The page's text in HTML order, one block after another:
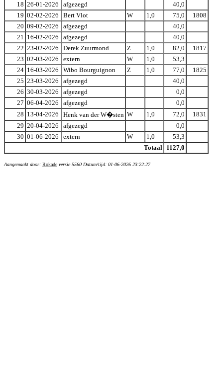
18 26-01-2026 afgezegd
40,0
19 02-02-2026 Bert Vlot W 1,0 75,0
1808
20 09-02-2026 afgezegd
40,0
21 16-02-2026 afgezegd
40,0
22 23-02-2026 Derek Zuurmond Z 1,0 82,0
1817
23 02-03-2026 extern W 1,0
53,3
24 16-03-2026 Wibo Bourguignon Z 1,0 77,0
1825
25 23-03-2026 afgezegd
40,0
26 30-03-2026 afgezegd
0,0
27 06-04-2026 afgezegd
0,0
28 13-04-2026 Henk van der W�sten W 1,0 72,0
1831
29 20-04-2026 afgezegd
0,0
30 01-06-2026 extern W 1,0
53,3
Totaal 1127,0
Aangemaakt door: Rokade versie 5560 Datum/tijd: 01-06-2026 23:22:27